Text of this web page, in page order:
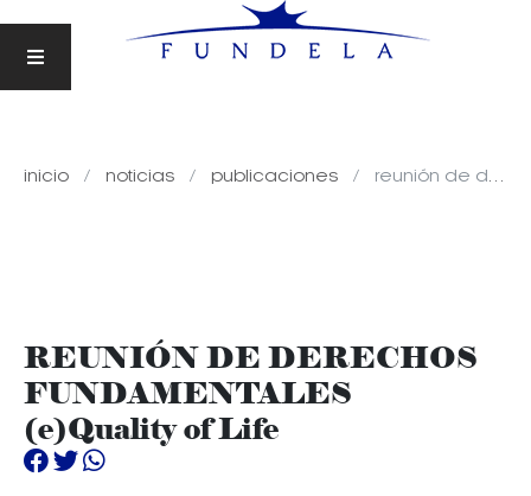
inicio noticias publicaciones reunión de derechos fundamentales (e)quality of life
REUNIÓN DE DERECHOS
FUNDAMENTALES
(e)Quality of Life